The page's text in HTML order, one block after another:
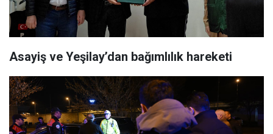
Asayiş ve Yeşilay’dan bağımlılık hareketi